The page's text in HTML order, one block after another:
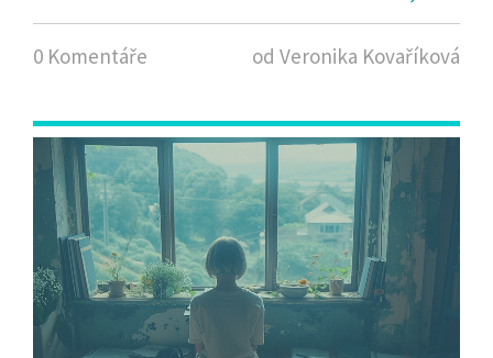
vychutnávat jejich optimální kvalitu co nejdéle.
0 Komentáře od Veronika Kovaříková